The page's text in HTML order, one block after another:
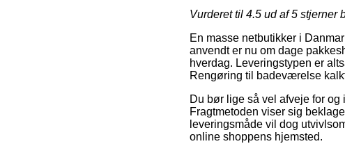
Vurderet til 4.5 ud af 5 stjerner
En masse netbutikker i
anvendt er nu om dage
hverdag. Leveringstypen er
Rengøring til badeværelse
Du bør lige så vel afveje for
Fragtmetoden viser sig
leveringsmåde vil dog
online shoppens hjemsted.